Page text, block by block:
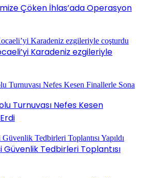
Çöken İhlas’ada Operasyon
Karadeniz ezgileriyle
Turnuvası Nefes Kesen
Tedbirleri Toplantısı